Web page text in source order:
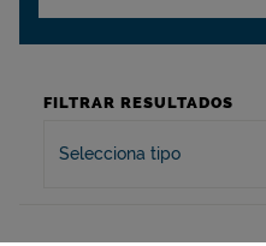
FILTRAR RESULTADOS
Selecciona tipo